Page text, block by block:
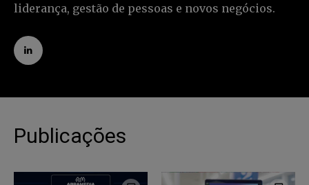
liderança, gestão de pessoas e novos negócios.
Publicações